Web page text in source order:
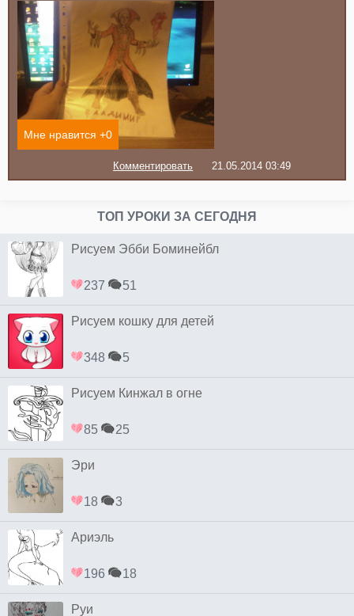
Мне нравится +0
Комментировать 21.05.2014 03:49
ТОП УРОКИ ЗА СЕГОДНЯ
Рисуем Эбби Боминейбл
237 51
Рисуем кошку для детей
348 5
Рисуем Кинжал в огне
85 25
Эри
18 3
Ариэль
196 18
Руи